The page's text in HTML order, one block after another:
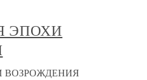
ЭПОХИ
ВОЗРОЖДЕНИЯ